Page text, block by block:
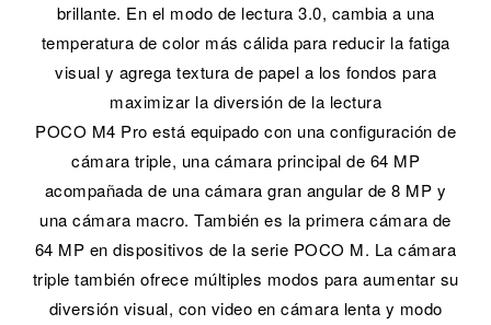
brillante. En el modo de lectura 3.0, cambia a una
temperatura de color más cálida para reducir la fatiga
visual y agrega textura de papel a los fondos para
maximizar la diversión de la lectura
POCO M4 Pro está equipado con una configuración de
cámara triple, una cámara principal de 64 MP
acompañada de una cámara gran angular de 8 MP y
una cámara macro. También es la primera cámara de
64 MP en dispositivos de la serie POCO M. La cámara
triple también ofrece múltiples modos para aumentar su
diversión visual, con video en cámara lenta y modo